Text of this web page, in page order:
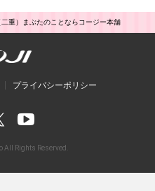
重）まぶたのことならコージー本舗
プライバシーポリシー
Rights Reserved.